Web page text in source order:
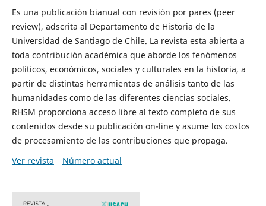
Es una publicación bianual con revisión por pares (peer
review), adscrita al Departamento de Historia de la
Universidad de Santiago de Chile. La revista esta abierta a
toda contribución académica que aborde los fenómenos
políticos, económicos, sociales y culturales en la historia, a
partir de distintas herramientas de análisis tanto de las
humanidades como de las diferentes ciencias sociales.
RHSM proporciona acceso libre al texto completo de sus
contenidos desde su publicación on-line y asume los costos
de procesamiento de las contribuciones que propaga.
Ver revista
Número actual